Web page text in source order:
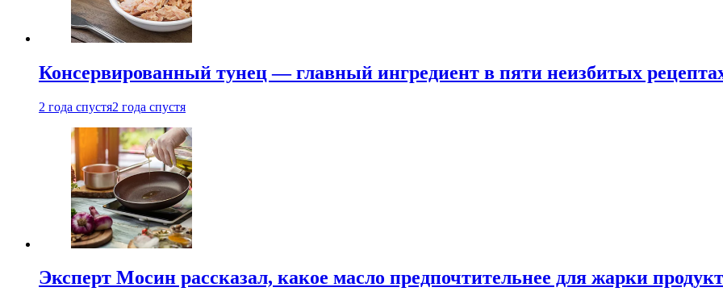
Консервированный тунец — главный ингредиент в пяти неизбитых
2 года спустя2 года спустя
Эксперт Мосин рассказал, какое масло предпочтительнее для жарки